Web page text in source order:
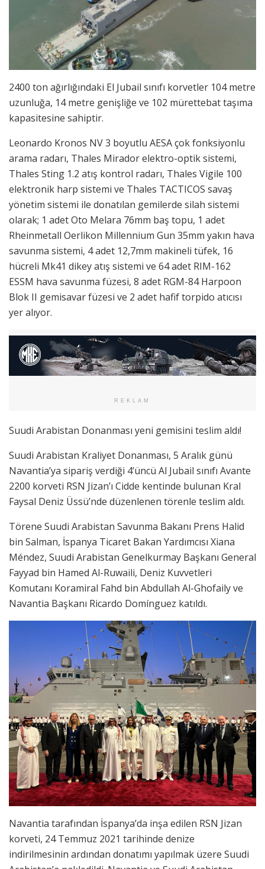
2400 ton ağırlığındaki El Jubail sınıfı korvetler 104 metre
uzunluğa, 14 metre genişliğe ve 102 mürettebat taşıma
kapasitesine sahiptir.
Leonardo Kronos NV 3 boyutlu AESA çok fonksiyonlu
arama radarı, Thales Mirador elektro-optik sistemi,
Thales Sting 1.2 atış kontrol radarı, Thales Vigile 100
elektronik harp sistemi ve Thales TACTICOS savaş
yönetim sistemi ile donatılan gemilerde silah sistemi
olarak; 1 adet Oto Melara 76mm baş topu, 1 adet
Rheinmetall Oerlikon Millennium Gun 35mm yakın hava
savunma sistemi, 4 adet 12,7mm makineli tüfek, 16
hücreli Mk41 dikey atış sistemi ve 64 adet RIM-162
ESSM hava savunma füzesi, 8 adet RGM-84 Harpoon
Blok II gemisavar füzesi ve 2 adet hafif torpido atıcısı
yer alıyor.
REKLAM
Suudi Arabistan Donanması yeni gemisini teslim aldı!
Suudi Arabistan Kraliyet Donanması, 5 Aralık günü
Navantia’ya sipariş verdiği 4’üncü Al Jubail sınıfı Avante
2200 korveti RSN Jizan’ı Cidde kentinde bulunan Kral
Faysal Deniz Üssü’nde düzenlenen törenle teslim aldı.
Törene Suudi Arabistan Savunma Bakanı Prens Halid
bin Salman, İspanya Ticaret Bakan Yardımcısı Xiana
Méndez, Suudi Arabistan Genelkurmay Başkanı General
Fayyad bin Hamed Al-Ruwaili, Deniz Kuvvetleri
Komutanı Koramiral Fahd bin Abdullah Al-Ghofaily ve
Navantia Başkanı Ricardo Domínguez katıldı.
Navantia tarafından İspanya’da inşa edilen RSN Jizan
korveti, 24 Temmuz 2021 tarihinde denize
indirilmesinin ardından donatımı yapılmak üzere Suudi